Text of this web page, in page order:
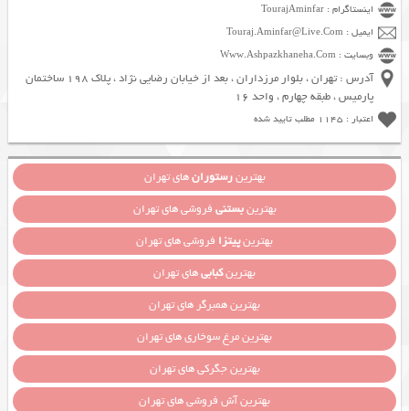
اینستاگرام : TourajAminfar
ایمیل : Touraj.Aminfar@Live.Com
وبسایت : Www.Ashpazkhaneha.Com
آدرس : تهران ، بلوار مرزداران ، بعد از خیابان رضایی نژاد ، پلاک 198 ساختمان
پارمیس ، طبقه چهارم ، واحد 16
اعتبار : 1145 مطلب تایید شده
بهترینرستورانهای تهران
بهترینبستنی فروشی های تهران
بهترینپیتزا فروشی های تهران
بهترینکبابیهای تهران
بهترین همبرگر های تهران
بهترین مرغ سوخاری های تهران
بهترین جگرکی های تهران
بهترین آش فروشی های تهران